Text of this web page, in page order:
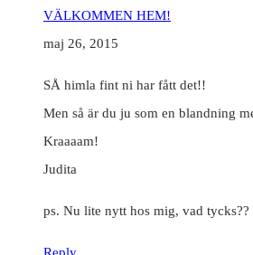
VÄLKOMMEN HEM!
maj 26, 2015
SÅ himla fint ni har fått det!!
Men så är du ju som en blandning
Kraaaam!
Judita
ps. Nu lite nytt hos mig, vad
Reply